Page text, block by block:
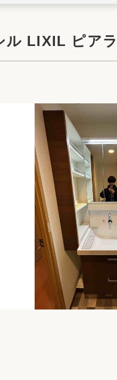
ここちいい暮らしをつ
リフォームアクセル
ル LIXIL ピアラ